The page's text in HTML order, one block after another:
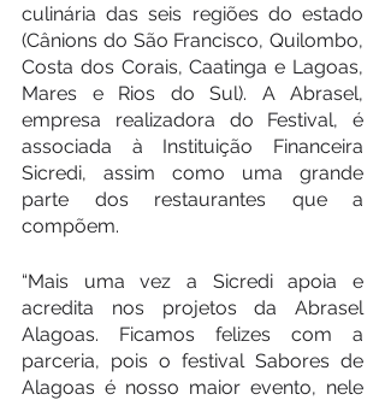
culinária das seis regiões do estado
(Cânions do São Francisco, Quilombo,
Costa dos Corais, Caatinga e Lagoas,
Mares e Rios do Sul). A Abrasel,
empresa realizadora do Festival, é
associada à Instituição Financeira
Sicredi, assim como uma grande
parte dos restaurantes que a
compõem.
“Mais uma vez a Sicredi apoia e
acredita nos projetos da Abrasel
Alagoas. Ficamos felizes com a
parceria, pois o festival Sabores de
Alagoas é nosso maior evento, nele